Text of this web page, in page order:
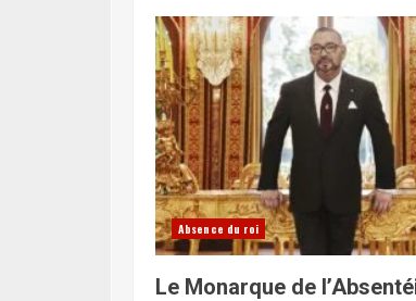
Absence du roi
Le Monarque de